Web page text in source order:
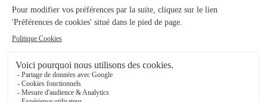
Isabel Fleurs
La Lande de Fronsac
★★★★★4.7 (390)
6 lieu-dit Farideuil